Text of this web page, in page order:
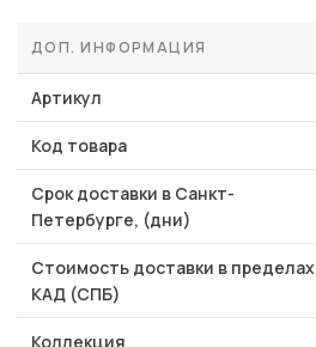
ДОП. ИНФОРМАЦИЯ
Артикул
Код товара
Срок доставки в Санкт-
Петербурге, (дни)
Стоимость доставки в пределах
КАД (СПБ)
Коллекция